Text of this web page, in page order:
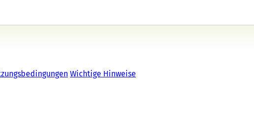
Wichtige Hinweise